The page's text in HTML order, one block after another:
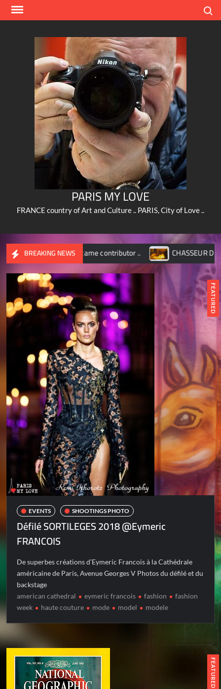
Skip
PARIS MY LOVE
FRANCE country of Art and Culture .. PARIS, City of Love ..
BREAKING NEWS
contributor .. CHASSEUR D’IMAGES – Octobre 2017
FEATURED
EVENTS SHOOTINGS PHOTO
Défilé SORTILEGES 2018 @Eymeric
FRANCOIS
De superbes créations d’Eymeric Francois à la Cathédrale
américaine de Paris, Avenue Georges V Photos du défilé et du
backstage
american cathedral
eymeric francois fashion
fashion
week
haute couture mode model modele
FEATURED